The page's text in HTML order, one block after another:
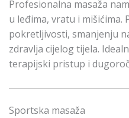
Profesionalna masaža
u leđima, vratu i mišićima.
pokretljivosti, smanjenju
zdravlja cijelog tijela.
terapijski pristup i
Sportska masaža